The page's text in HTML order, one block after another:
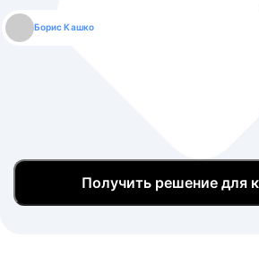
Борис Кашко
Юлия Изоитко
Александр Кулагин
Даниил Макаров
Екатерина Лазаренко
Получить решение для